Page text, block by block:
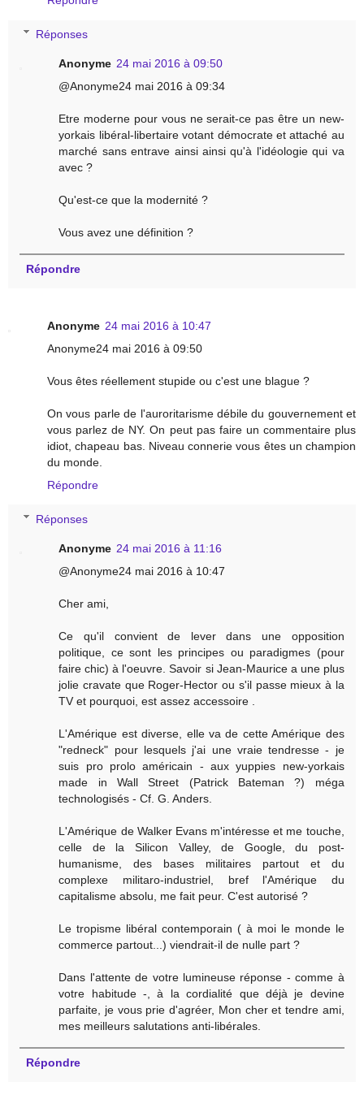
Réponses
Anonyme 24 mai 2016 à 09:50
@Anonyme24 mai 2016 à 09:34
Etre moderne pour vous ne serait-ce pas être un new-
yorkais libéral-libertaire votant démocrate et attaché au
marché sans entrave ainsi ainsi qu'à l'idéologie qui va
avec ?
Qu'est-ce que la modernité ?
Vous avez une définition ?
Répondre
Anonyme 24 mai 2016 à 10:47
Anonyme24 mai 2016 à 09:50
Vous êtes réellement stupide ou c'est une blague ?
On vous parle de l'auroritarisme débile du gouvernement et
vous parlez de NY. On peut pas faire un commentaire plus
idiot, chapeau bas. Niveau connerie vous êtes un champion
du monde.
Répondre
Réponses
Anonyme 24 mai 2016 à 11:16
@Anonyme24 mai 2016 à 10:47
Cher ami,
Ce qu'il convient de lever dans une opposition
politique, ce sont les principes ou paradigmes (pour
faire chic) à l'oeuvre. Savoir si Jean-Maurice a une plus
jolie cravate que Roger-Hector ou s'il passe mieux à la
TV et pourquoi, est assez accessoire .
L'Amérique est diverse, elle va de cette Amérique des
"redneck" pour lesquels j'ai une vraie tendresse - je
suis pro prolo américain - aux yuppies new-yorkais
made in Wall Street (Patrick Bateman ?) méga
technologisés - Cf. G. Anders.
L'Amérique de Walker Evans m'intéresse et me touche,
celle de la Silicon Valley, de Google, du post-
humanisme, des bases militaires partout et du
complexe militaro-industriel, bref l'Amérique du
capitalisme absolu, me fait peur. C'est autorisé ?
Le tropisme libéral contemporain ( à moi le monde le
commerce partout...) viendrait-il de nulle part ?
Dans l'attente de votre lumineuse réponse - comme à
votre habitude -, à la cordialité que déjà je devine
parfaite, je vous prie d'agréer, Mon cher et tendre ami,
mes meilleurs salutations anti-libérales.
Répondre